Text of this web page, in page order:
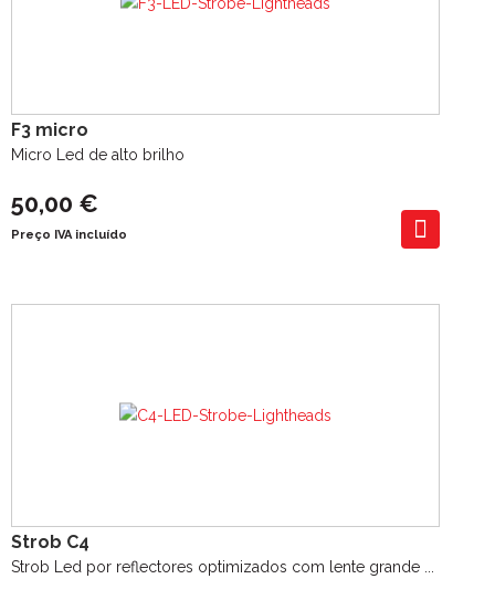
F3 micro
Micro Led de alto brilho
50,00 €
Preço IVA incluído
Strob C4
Strob Led por reflectores optimizados com lente grande ...